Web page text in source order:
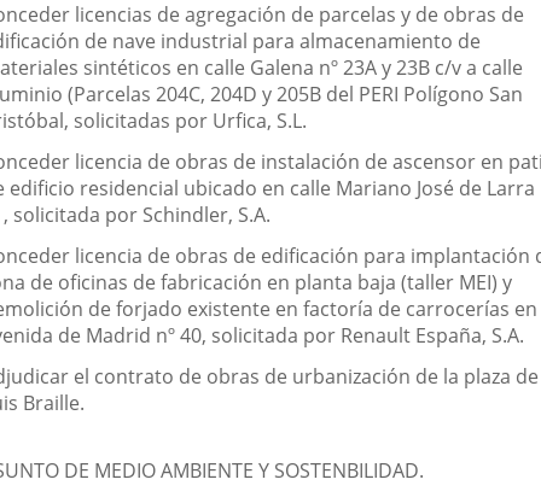
licencias de agregación de parcelas y de obras de
de nave industrial para almacenamiento de
sintéticos en calle Galena nº 23A y 23B c/v a calle
(Parcelas 204C, 204D y 205B del PERI Polígono San
solicitadas por Urfica, S.L.
licencia de obras de instalación de ascensor en
edificio residencial ubicado en calle Mariano José de Larra
solicitada por Schindler, S.A.
licencia de obras de edificación para implantación
de oficinas de fabricación en planta baja (taller MEI) y
de forjado existente en factoría de carrocerías en
de Madrid nº 40, solicitada por Renault España, S.A.
el contrato de obras de urbanización de la plaza de
Braille.
DE MEDIO AMBIENTE Y SOSTENBILIDAD.